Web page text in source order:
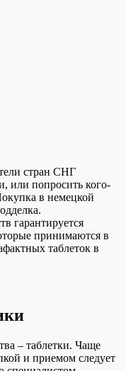
стран СНГ
или попросить кого-
в немецкой
гарантируется
принимаются в
таблеток в
– таблетки. Чаще
и приемом следует